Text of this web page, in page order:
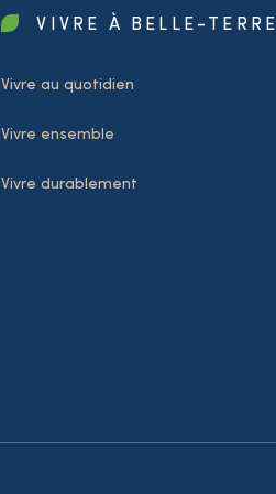
VIVRE À BELLE-TERRE
Vivre au quotidien
Vivre ensemble
Vivre durablement